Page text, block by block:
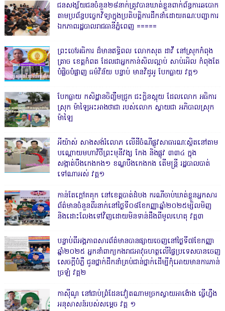
ជនសង្ស័យជនចំនួន២៨នាក់ត្រូវបានឃាត់ខ្លួនពាក់ព័ន្ធការឆបោក
តាមប្រព័ន្ធបច្ចេកវិទ្យាក្នុងប្រតិបត្តិការដឹកនាំដោយគណៈបញ្ជាការ
ឯកភាពរដ្ឋបាលរាជធានីភ្នំពេញ ‎=====
ព្រះចៅអធិការ ដ៏មានឥទ្ធិពល លោកសុត ដាវី នៅស្រុកកំពុង
ត្រាច ខេត្តកំពត ដែលជាអ្នកកាន់សិលល្អាប់ សាប់រអិល កំពុងតែ
បំផ្លិចបំផ្លាញ ធម៌វិន័យ បន្ទាប់ មានវិដូអូ បែកធ្លាយ វគ្គ១
បែកធ្លាយ កសិដ្ឋានចិញ្ចឹមជ្រូក ជះក្លិនស្អុយ ដែលលោក អធិការ
ស្រុក ម៉ាឡៃអះអាងថាជា របស់លោក ស្វាយជា អភិបាលស្រុក
ម៉ាឡៃ
អីយ៉ាស់ សាងសង់រំលោភ លើដីចំណីផ្លូវសាធារណៈស្ថិតនៅតាម
បណ្ដោយមហាវិថីព្រះមុនីវង្ស កែង និងផ្លូវ ៣៣៤ ក្នុង
សង្កាត់បឹងកេងកង១ ខណ្ឌបឹងកេងកង តើមន្ត្រី រដ្ឋបាលបាត់
ទៅណាអស់ វគ្គ១
កាន់តែក្តៅគគុក នៅខេត្តបាត់ដំបង ករណីចាប់ឃាត់ខ្លួនអ្នកសារ
ព័ត៌មានចំនួនពីរនាក់នៅថ្ងៃទី០៨ខែកញ្ញាឆ្នាំ២០២៥ម្សិលមិញ
និងដោះលែងទៅវិញដោយមិនទាន់ដឹងពីមូលហេតុ វគ្គ៣
បន្ទាប់ពីអង្គភាពសារព័ត៌មានបានផ្សាយចេញនៅថ្ងៃទី៧ខែកញ្ញា
ឆ្នាំ២០២៥ អ្នកនាំពាក្យកងរាជអាវុធហត្ថលើផ្ទៃប្រទេសបានចេញ
សេចក្តីបំភ្លឺ ជូនថ្នាក់ដឹកនាំគ្រប់ជាន់ថ្នាក់ដើម្បីកុំអោយមានការភាន់
ច្រឡំ វគ្គ២
កាសុីណូ នៅជាប់ព្រំដែនវៀតណាមច្រកស្វាយអាង៉ោង ធ្វើហ្នឹង
អនុសាសន៍របស់សម្ដេច វគ្គ ១